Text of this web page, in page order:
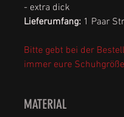
- extra dick
Lieferumfang: 1 Paar
Bitte gebt bei der
immer eure
MATERIAL